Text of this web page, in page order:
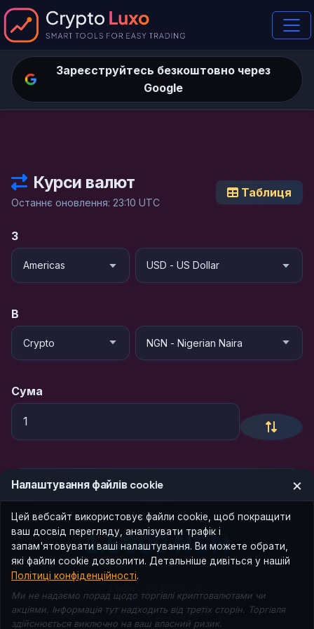
Зареєструйтесь безкоштовно через
Google
Курси валют
Останнє оновлення: 23:10 UTC
Таблиця
З
В
Сума
1.5600 NGN
Налаштування файлів cookie ×
Цей вебсайт використовує файли cookie, щоб покращити
ваш досвід перегляду, аналізувати трафік і
запам'ятовувати ваші налаштування. Ви можете обрати,
які файли cookie дозволити. Детальніше дивіться у нашій
Політиці конфіденційності.
Ми не надаємо порад щодо торгівлі криптовалютами чи
акціями. Інформація тут надходить від третіх сторін. Торгівля
здійснюється виключно на ваш власний ризик.